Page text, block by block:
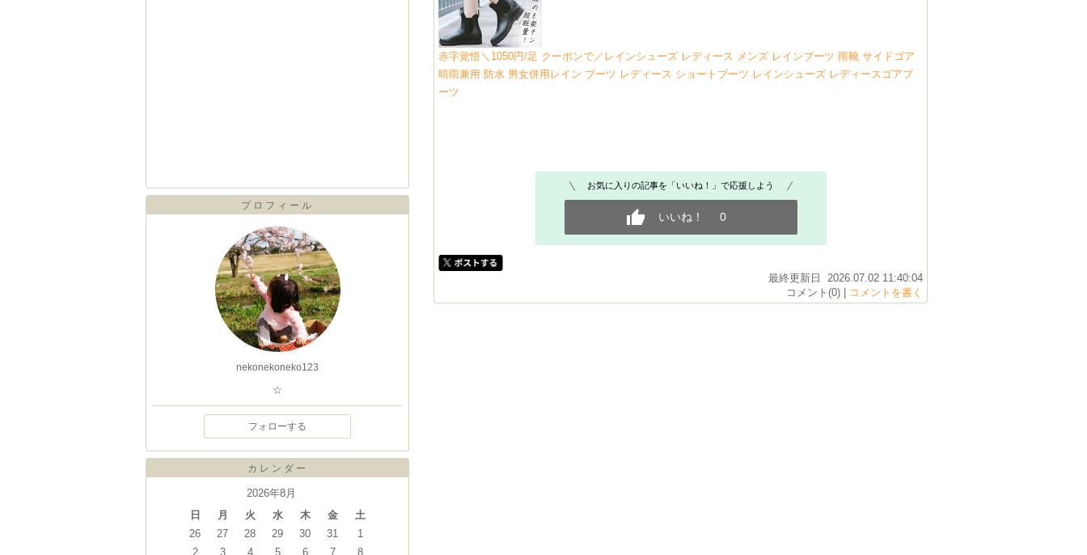
プロフィール
nekonekoneko123
☆
フォローする
カレンダー
2026年8月
日
月 火 水 木 金
土
26
27 28 29 30 31
1
2
3 4 5 6 7 8
赤字覚悟＼1050円/足 クーポンで／レインシューズ レディース メンズ レインブーツ 雨靴 サイドゴア
晴雨兼用 防水 男女併用レイン ブーツ レディース ショートブーツ レインシューズ レディースゴアブ
ーツ
お気に入りの記事を「いいね！」で応援しよう
いいね！ 0
最終更新日 2026.07.02 11:40:04
コメント(0) |
コメントを書く